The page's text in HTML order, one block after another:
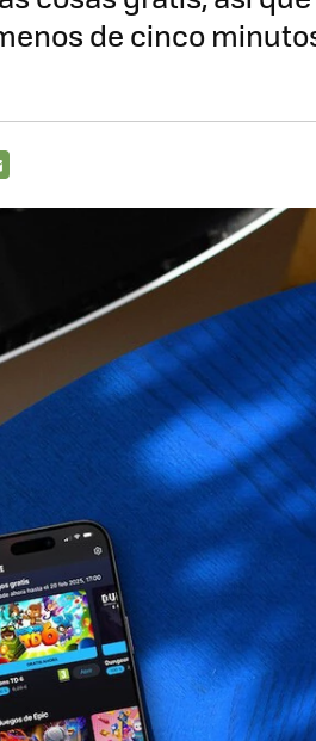
de cinco